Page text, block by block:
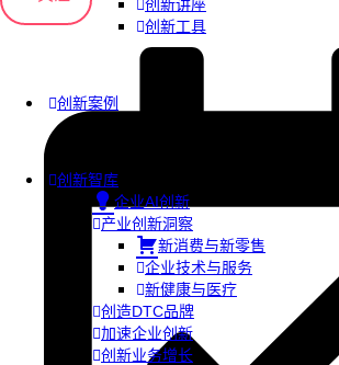
创新讲座
创新工具
创新案例
创新智库
企业AI创新
产业创新洞察
新消费与新零售
企业技术与服务
新健康与医疗
创造DTC品牌
加速企业创新
创新业务增长